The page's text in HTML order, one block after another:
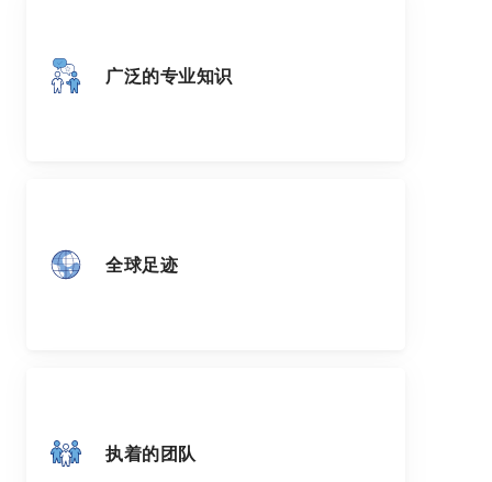
广泛的专业知识
全球足迹
执着的团队